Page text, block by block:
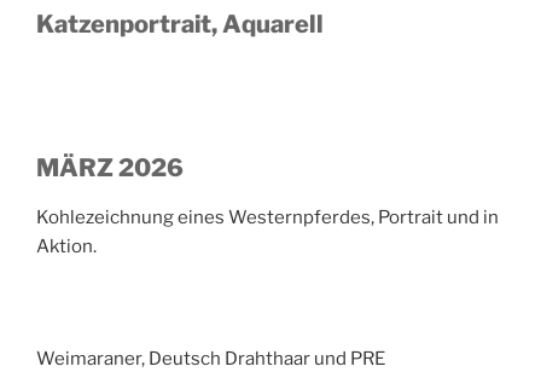
Katzenportrait, Aquarell
MÄRZ 2026
Kohlezeichnung eines Westernpferdes, Portrait und in
Aktion.
Weimaraner, Deutsch Drahthaar und PRE